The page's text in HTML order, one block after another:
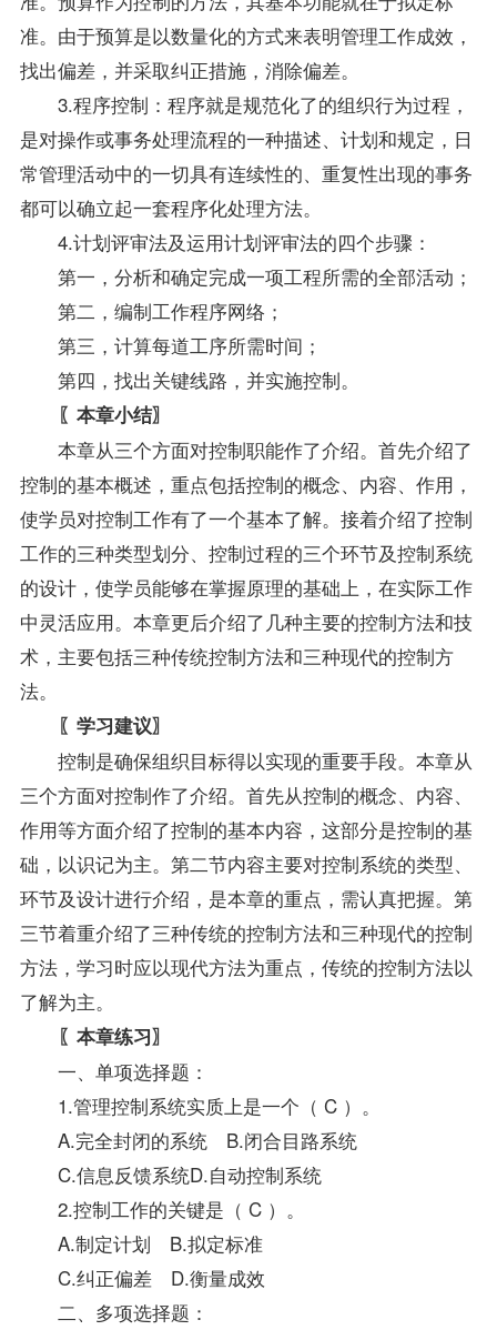
准。由于预算是以数量化的方式来表明管理工作成效，
找出偏差，并采取纠正措施，消除偏差。
3.程序控制：程序就是规范化了的组织行为过程，
是对操作或事务处理流程的一种描述、计划和规定，日
常管理活动中的一切具有连续性的、重复性出现的事务
都可以确立起一套程序化处理方法。
4.计划评审法及运用计划评审法的四个步骤：
第一，分析和确定完成一项工程所需的全部活动；
第二，编制工作程序网络；
第三，计算每道工序所需时间；
第四，找出关键线路，并实施控制。
〖本章小结〗
本章从三个方面对控制职能作了介绍。首先介绍了
控制的基本概述，重点包括控制的概念、内容、作用，
使学员对控制工作有了一个基本了解。接着介绍了控制
工作的三种类型划分、控制过程的三个环节及控制系统
的设计，使学员能够在掌握原理的基础上，在实际工作
中灵活应用。本章更后介绍了几种主要的控制方法和技
术，主要包括三种传统控制方法和三种现代的控制方
法。
〖学习建议〗
控制是确保组织目标得以实现的重要手段。本章从
三个方面对控制作了介绍。首先从控制的概念、内容、
作用等方面介绍了控制的基本内容，这部分是控制的基
础，以识记为主。第二节内容主要对控制系统的类型、
环节及设计进行介绍，是本章的重点，需认真把握。第
三节着重介绍了三种传统的控制方法和三种现代的控制
方法，学习时应以现代方法为重点，传统的控制方法以
了解为主。
〖本章练习〗
一、单项选择题：
1.管理控制系统实质上是一个（ C ）。
A.完全封闭的系统 B.闭合目路系统
C.信息反馈系统D.自动控制系统
2.控制工作的关键是（ C ）。
A.制定计划 B.拟定标准
C.纠正偏差 D.衡量成效
二、多项选择题：